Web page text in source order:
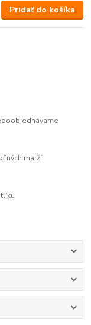
Pridať do košíka
marží